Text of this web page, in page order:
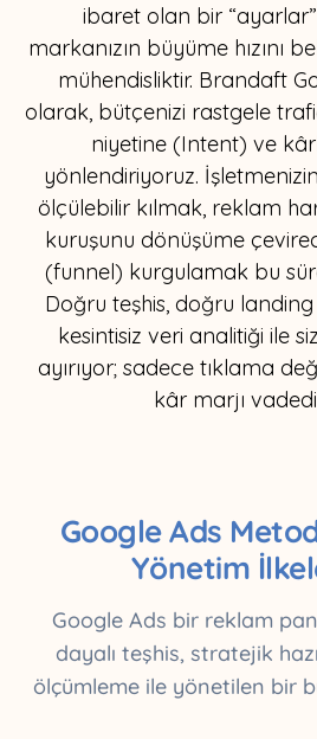
ibaret olan bir
markanızın büyüme hızını
mühendisliktir. Brandaft
olarak, bütçenizi rastgele
niyetine (Intent) ve
yönlendiriyoruz.
ölçülebilir kılmak, reklam
kuruşunu dönüşüme
(funnel) kurgulamak bu
Doğru teşhis, doğru
kesintisiz veri analitiği ile
ayırıyor; sadece tıklama
kâr marjı
Google Ads
Yönetim
Google Ads bir reklam
dayalı teşhis, stratejik
ölçümleme ile yönetilen bir